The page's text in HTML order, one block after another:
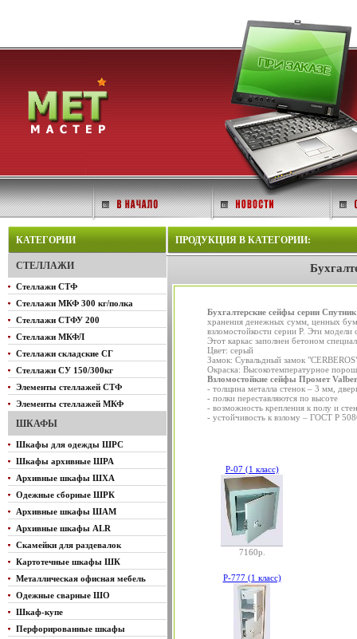
КАТЕГОРИИ
СТЕЛЛАЖИ
Стеллажи СТФ
Стеллажи МКФ 300 кг/полка
Стеллажи СТФУ 200
Стеллажи МКФЛ
Стеллажи складские СГ
Стеллажи СУ 150/300кг
Элементы стеллажей СТФ
Элементы стеллажей МКФ
ШКАФЫ
Шкафы для одежды ШРС
Шкафы архивные ШРА
Архивные шкафы ШХА
Одежные сборные ШРК
Архивные шкафы ШАМ
Архивные шкафы ALR
Скамейки для раздевалок
Картотечные шкафы ШК
Металлическая офисная мебель
Одежные сварные ШО
Шкаф-купе
Перфорированные шкафы
ПРОДУКЦИЯ В КАТЕГОРИИ:
Бухгалтерские сейфы серии Спутник
хранения денежных сумм, ценных
взломостойкости серии Р. Эти
Этот каркас заполнен бетоном
Цвет: серый
Замок: Cувальдный замок
Окраска: Высокотемпературное
Взломостойкие сейфы Промет
- толщина металла стенок – 3 мм,
- полки переставляются по высоте
- возможность крепления к полу и
- устойчивость к взлому – ГОСТ Р
Р-07 (1 класс)
7160р.
Р-777 (1 класс)